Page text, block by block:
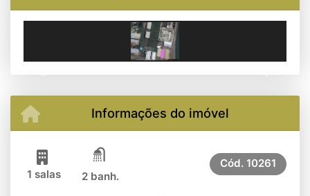
Informações do imóvel
1 salas 2 banh.
Cód. 10261